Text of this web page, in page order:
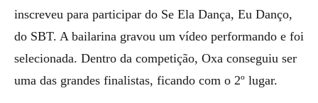
inscreveu para participar do Se Ela Dança, Eu Danço,
do SBT. A bailarina gravou um vídeo performando e foi
selecionada. Dentro da competição, Oxa conseguiu ser
uma das grandes finalistas, ficando com o 2º lugar.